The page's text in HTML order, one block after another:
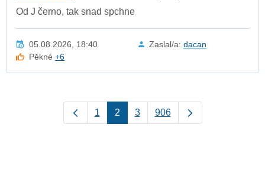
Od J černo, tak snad spchne
05.08.2026, 18:40 Zaslal/a: dacan
Pěkné+6
1 2 3 906